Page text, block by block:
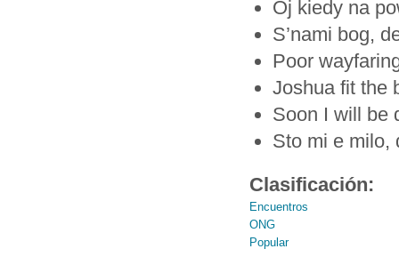
Oj kiedy na
S’nami bog,
Poor
Joshua fit the
Soon I will be
Sto mi e milo,
Clasificación:
Encuentros
ONG
Popular